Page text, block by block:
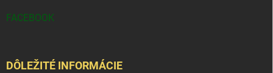
FACEBOOK
DÔLEŽITÉ INFORMÁCIE